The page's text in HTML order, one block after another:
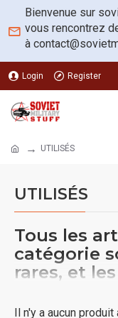
Bienvenue sur
vous rencontrez
à
Login Register
UTILISÉS
UTILISÉS
Tous les
catégorie
rares, et
collection
Il n'y a aucun